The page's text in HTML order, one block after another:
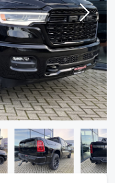
Next